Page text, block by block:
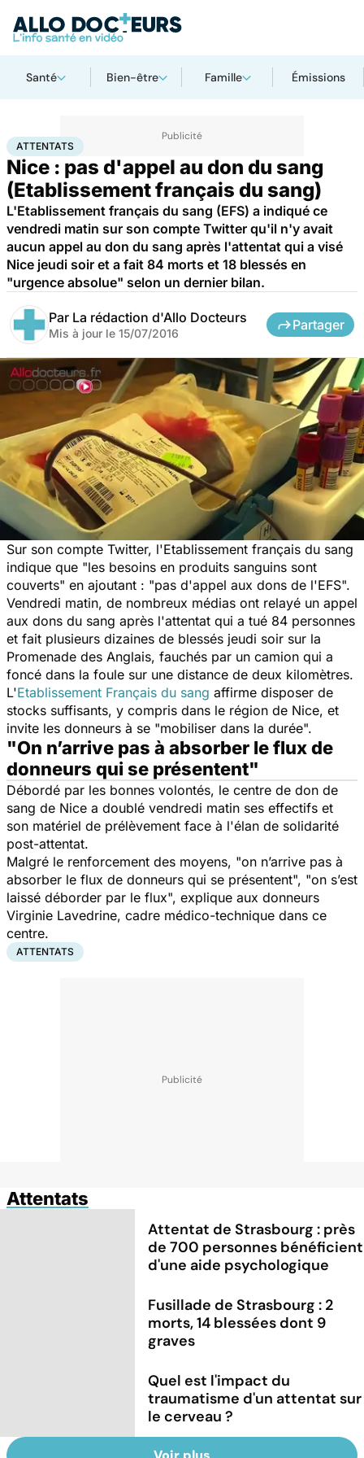
Santé Bien-être Famille Émissions
AccueilSanté Attentats
ATTENTATS
Nice : pas d'appel au don du sang
(Etablissement français du sang)
L'Etablissement français du sang (EFS) a indiqué ce
vendredi matin sur son compte Twitter qu'il n'y avait
aucun appel au don du sang après l'attentat qui a visé
Nice jeudi soir et a fait 84 morts et 18 blessés en
"urgence absolue" selon un dernier bilan.
Par La rédaction d'Allo Docteurs
Mis à jour le 15/07/2016
Partager
Sur son compte Twitter, l'Etablissement français du sang
indique que "les besoins en produits sanguins sont
couverts" en ajoutant : "pas d'appel aux dons de l'EFS".
Vendredi matin, de nombreux médias ont relayé un appel
aux dons du sang après l'attentat qui a tué 84 personnes
et fait plusieurs dizaines de blessés jeudi soir sur la
Promenade des Anglais, fauchés par un camion qui a
foncé dans la foule sur une distance de deux kilomètres.
L'Etablissement Français du sang affirme disposer de
stocks suffisants, y compris dans le région de Nice, et
invite les donneurs à se "mobiliser dans la durée".
"On n’arrive pas à absorber le flux de
donneurs qui se présentent"
Débordé par les bonnes volontés, le centre de don de
sang de Nice a doublé vendredi matin ses effectifs et
son matériel de prélèvement face à l'élan de solidarité
post-attentat.
Malgré le renforcement des moyens, "on n’arrive pas à
absorber le flux de donneurs qui se présentent", "on s’est
laissé déborder par le flux", explique aux donneurs
Virginie Lavedrine, cadre médico-technique dans ce
centre.
ATTENTATS
Attentats
Attentat de Strasbourg : près
de 700 personnes bénéficient
d'une aide psychologique
Fusillade de Strasbourg : 2
morts, 14 blessées dont 9
graves
Quel est l'impact du
traumatisme d'un attentat sur
le cerveau ?